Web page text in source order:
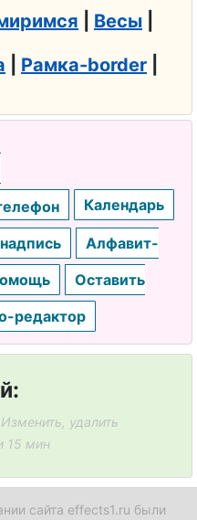
Весы
Рамка-border
Календарь
Алфавит-
Оставить
редактор
Изменить, удалить
15 мин
сайта effects1.ru были